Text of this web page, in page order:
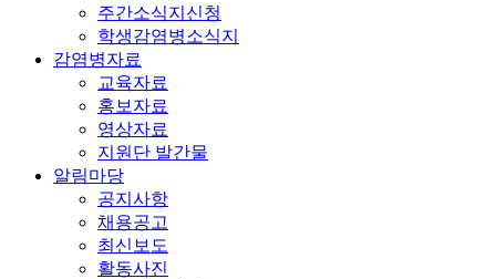
주간소식지신청
학생감염병소식지
감염병자료
교육자료
홍보자료
영상자료
지원단 발간물
알림마당
공지사항
채용공고
최신보도
활동사진